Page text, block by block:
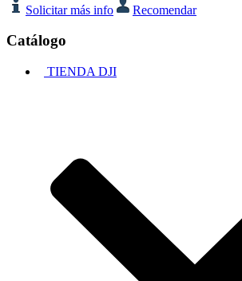
Solicitar más info Recomendar
Catálogo
TIENDA DJI